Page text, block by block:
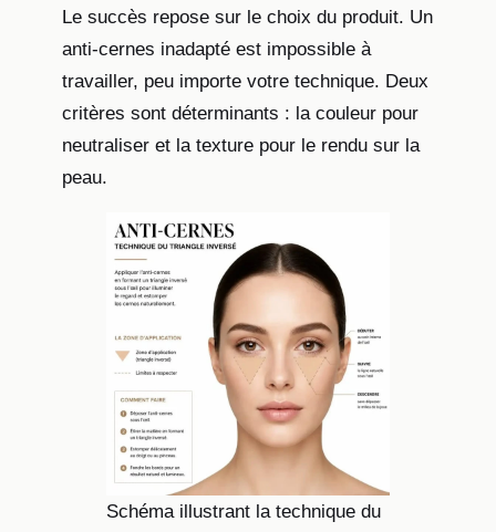
Le succès repose sur le choix du produit. Un
anti-cernes inadapté est impossible à
travailler, peu importe votre technique. Deux
critères sont déterminants : la couleur pour
neutraliser et la texture pour le rendu sur la
peau.
Schéma illustrant la technique du